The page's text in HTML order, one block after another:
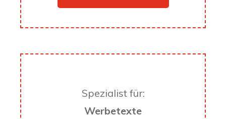
Spezialist für:
Werbetexte